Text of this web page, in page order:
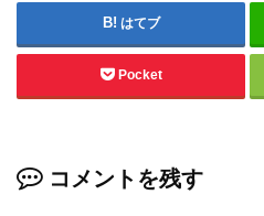
はてブ
Pocket
コメントを残す